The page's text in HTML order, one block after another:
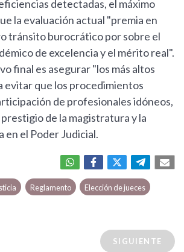
detectadas, el máximo
la evaluación actual "premia en
tránsito burocrático por sobre el
de excelencia y el mérito real".
final es asegurar "los más altos
evitar que los procedimientos
de profesionales idóneos,
de la magistratura y la
en el Poder Judicial.
Reglamento Elección de jueces
SIGUIENTE